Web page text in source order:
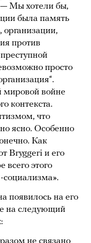
Мы хотели бы,
была память
против
просто
мировой войне
контекста.
что
ясно. Особенно
Как
Bryggeri и его
всего этого
появилось на его
на следующий